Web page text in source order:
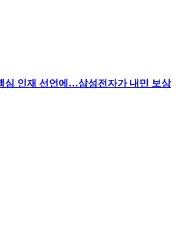
심 인재 선언에…삼성전자가 내민 보상